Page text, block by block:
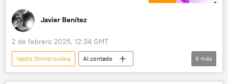
Javier Benítez
2 de febrero 2025, 12:34 GMT
Valdis Dombrovskis
Al contado
Unión Europea (UE)
🌍 Europa
6 más